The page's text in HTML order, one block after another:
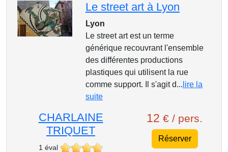
Le street art à Lyon
Lyon
Le street art est un terme
générique recouvrant l'ensemble
des différentes productions
plastiques qui utilisent la rue
comme support. Il s'agit d... lire la
suite
CHARLAINE
TRIQUET
1 éval
12 € / pers.
Réserver